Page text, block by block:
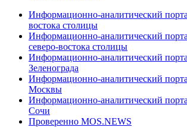
Информационно-аналитический
востока столицы
Информационно-аналитический
северо-востока столицы
Информационно-аналитический
Зеленограда
Информационно-аналитический
Москвы
Информационно-аналитический
Сочи
Проверенно MOS.NEWS